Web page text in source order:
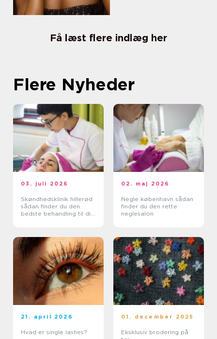
Få læst flere indlæg her
Flere Nyheder
03. juli 2026
Skøndhedsklinik hillerød
sådan finder du den
bedste behandling til din
02. maj 2026
Negle københavn sådan
finder du den rette
neglesalon
21. april 2026
Hvad er single lashes?
01. december 2025
Eksklusiv brodering på